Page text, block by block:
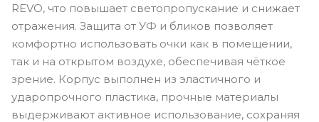
REVO, что повышает светопропускание и снижает
отражения. Защита от УФ и бликов позволяет
комфортно использовать очки как в помещении,
так и на открытом воздухе, обеспечивая чёткое
зрение. Корпус выполнен из эластичного и
ударопрочного пластика, прочные материалы
выдерживают активное использование, сохраняя